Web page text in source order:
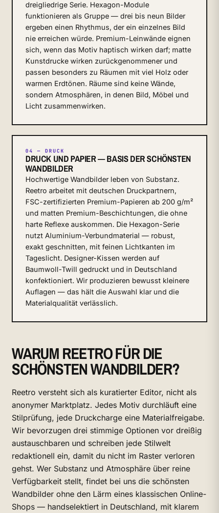
dreigliedrige Serie. Hexagon-Module
funktionieren als Gruppe — drei bis neun Bilder
ergeben einen Rhythmus, der ein einzelnes Bild
nie erreichen würde. Premium-Leinwände eignen
sich, wenn das Motiv haptisch wirken darf; matte
Kunstdrucke wirken zurückgenommener und
passen besonders zu Räumen mit viel Holz oder
warmen Erdtönen. Räume sind keine Wände,
sondern Atmosphären, in denen Bild, Möbel und
Licht zusammenwirken.
04 — DRUCK
DRUCK UND PAPIER — BASIS DER SCHÖNSTEN
WANDBILDER
Hochwertige Wandbilder leben von Substanz.
Reetro arbeitet mit deutschen Druckpartnern,
FSC-zertifizierten Premium-Papieren ab 200 g/m²
und matten Premium-Beschichtungen, die ohne
harte Reflexe auskommen. Die Hexagon-Serie
nutzt Aluminium-Verbundmaterial — robust,
exakt geschnitten, mit feinen Lichtkanten im
Tageslicht. Designer-Kissen werden auf
Baumwoll-Twill gedruckt und in Deutschland
konfektioniert. Wir produzieren bewusst kleinere
Auflagen — das hält die Auswahl klar und die
Materialqualität verlässlich.
WARUM REETRO FÜR DIE
SCHÖNSTEN WANDBILDER?
Reetro versteht sich als kuratierter Editor, nicht als
anonymer Marktplatz. Jedes Motiv durchläuft eine
Stilprüfung, jede Druckcharge eine Materialfreigabe.
Wir bevorzugen drei stimmige Optionen vor dreißig
austauschbaren und schreiben jede Stilwelt
redaktionell ein, damit du nicht im Raster verloren
gehst. Wer Substanz und Atmosphäre über reine
Verfügbarkeit stellt, findet bei uns die schönsten
Wandbilder ohne den Lärm eines klassischen Online-
Shops — handselektiert in Deutschland, mit klarem